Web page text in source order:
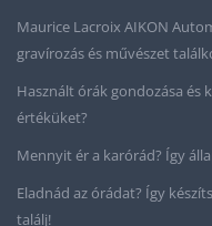
Maurice Lacroix AIKON
gravírozás és művészet
Használt órák gondozása és
értéküket?
Mennyit ér a karórád? Így
Eladnád az órádat? Így
találj!